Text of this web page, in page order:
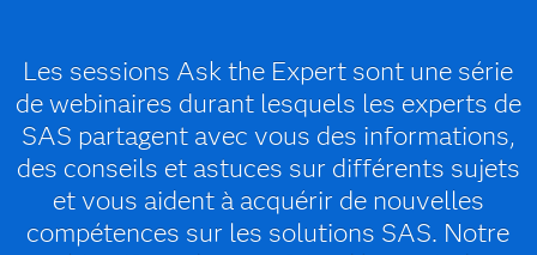
Les sessions Ask the Expert sont une série
de webinaires durant lesquels les experts de
SAS partagent avec vous des informations,
des conseils et astuces sur différents sujets
et vous aident à acquérir de nouvelles
compétences sur les solutions SAS. Notre